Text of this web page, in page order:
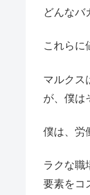
どんなバ
これらに
マルクス
が、僕は
僕は、労
ラクな職
要素をコ